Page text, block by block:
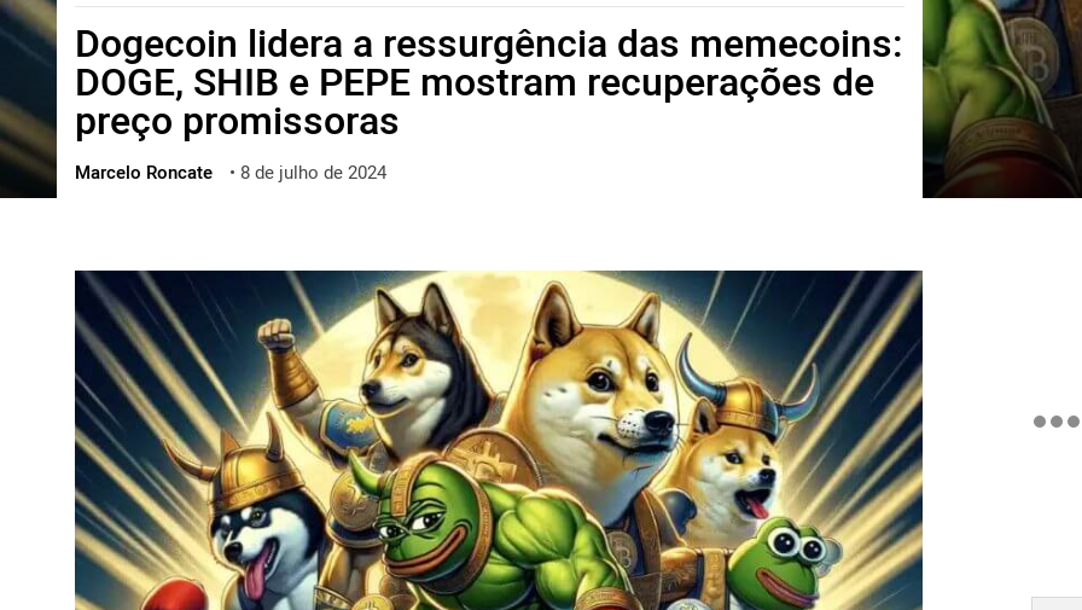
한국어
العربية
ไทย
ქართული
Dogecoin lidera a ressurgência das memecoins:
DOGE, SHIB e PEPE mostram recuperações de
preço promissoras
Marcelo Roncate • 8 de julho de 2024